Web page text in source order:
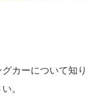
カーについて知り
。